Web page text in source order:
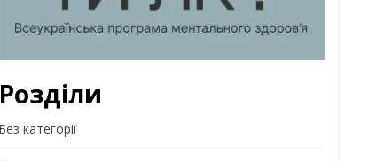
Розділи
Без категорії